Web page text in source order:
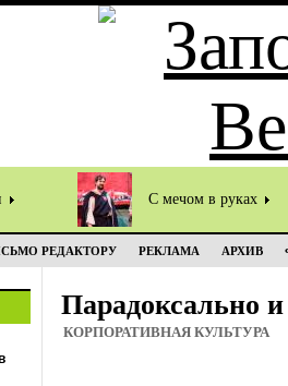
С мечом в руках
РЕДАКТОРУ РЕКЛАМА АРХИВ
Парадоксально
КОРПОРАТИВНАЯ КУЛЬТУРА